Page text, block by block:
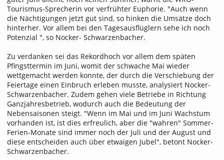
Tourismus-Sprecherin vor verfrühter Euphorie. "Auch wenn
die Nächtigungen jetzt gut sind, so hinken die Umsätze doch
hinterher. Vor allem bei den Tagesausflüglern sehe ich noch
Potenzial ", so Nocker- Schwarzenbacher.
Zu verdanken sei das Rekordhoch vor allem dem späten
Pfingsttermin im Juni, womit der schwache Mai wieder
wettgemacht werden konnte, der durch die Verschiebung der
Feiertage einen Einbruch erleben musste, analysiert Nocker-
Schwarzenbacher. Zudem gehen viele Betriebe in Richtung
Ganzjahresbetrieb, wodurch auch die Bedeutung der
Nebensaisonen steigt. "Wenn im Mai und im Juni Wachstum
vorhanden ist, ist dies erfreulich, aber die "wahren" Sommer-
Ferien-Monate sind immer noch der Juli und der August und
diese entscheiden auch über etwaigen Jubel", betont Nocker-
Schwarzenbacher.